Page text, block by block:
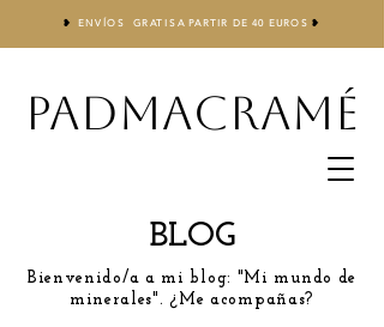
❥ ENVÍOS GRATIS A PARTIR DE 40 EUROS ❥
PADMACRAMÉ
BLOG
Bienvenido/a a mi blog: "Mi mundo de
minerales". ¿Me acompañas?